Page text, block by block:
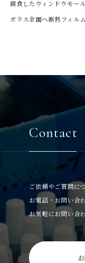
腐食したウィンドウモー
ガラス全面へ断熱フィル
Contact
ご依頼やご質問に
お電話・お問い合
お気軽にお問い合